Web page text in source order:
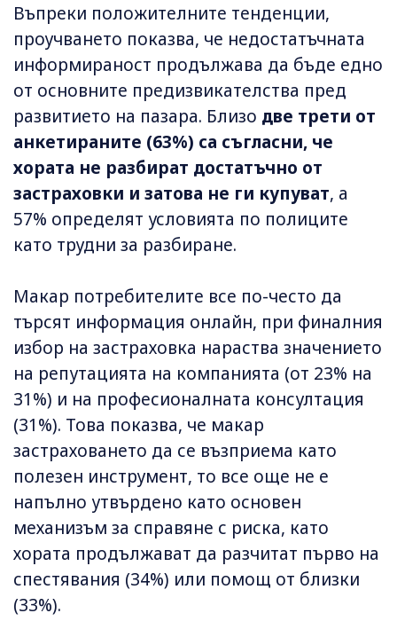
Въпреки положителните тенденции,
проучването показва, че недостатъчната
информираност продължава да бъде едно
от основните предизвикателства пред
развитието на пазара. Близо две трети от
анкетираните (63%) са съгласни, че
хората не разбират достатъчно от
застраховки и затова не ги купуват, а
57% определят условията по полиците
като трудни за разбиране.
Макар потребителите все по-често да
търсят информация онлайн, при финалния
избор на застраховка нараства значението
на репутацията на компанията (от 23% на
31%) и на професионалната консултация
(31%). Това показва, че макар
застраховането да се възприема като
полезен инструмент, то все още не е
напълно утвърдено като основен
механизъм за справяне с риска, като
хората продължават да разчитат първо на
спестявания (34%) или помощ от близки
(33%).